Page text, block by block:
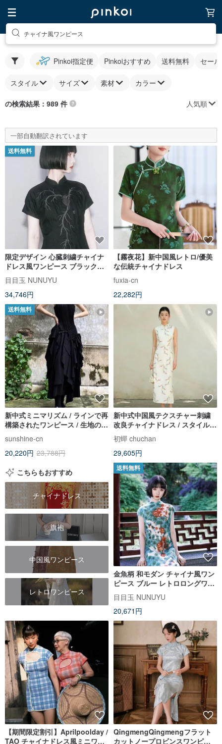
チャイナ風ワンピース
Pinkoi指定便 Pinkoiおすすめ 送料無料 セー
スタイル サイズ 素材 カラー
の検索結果：989 件 人気順
一部自動翻訳されています
送料無料
限定デザイン 心臓刺繍チャイナ
ドレス風ワンピース ブラック新
中式モード ロングドレス 半袖 旗
袍ワンピース
目目玉 NUNUYU
34,746円
【霧夜花】新中国風レトロ/優美
な伝統チャイナドレス
fuxia-cn
22,282円
送料無料
新中式ミニマリズム / ラインで再
構築されたワンピース / 生地のリ
メイク
sunshine-cn
20,220円 23,788円
新中式中国風テクスチャー刺繍
改良チャイナドレス / スタイルア
ップ細見え上品ワンピース / ドレ
ス
初蟬 chuchan
29,605円
こちらもおすすめ
チャイナドレス
旗袍
中国風ワンピース
レトロワンピース
送料無料
金魚柄 和モダン チャイナ風ワン
ピース ブルー レトロロングワン
ピース 夏コーデ 写真映え
目目玉 NUNUYU
20,671円
【期間限定割引】Aprilpoolday /
TAO チャイナドレス風ミニワン
QingmengQingmengフラット
カットノープロビンスワンピー